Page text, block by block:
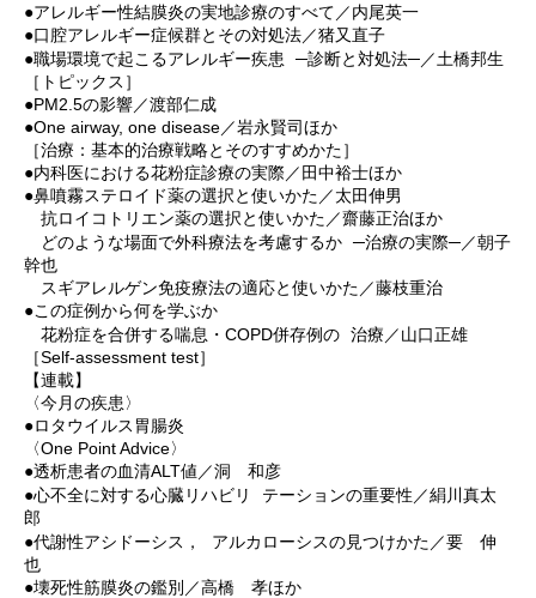
●アレルギー性結膜炎の実地診療のすべて／内尾英一
●口腔アレルギー症候群とその対処法／猪又直子
●職場環境で起こるアレルギー疾患 ─診断と対処法─／土橋邦生
［トピックス］
●PM2.5の影響／渡部仁成
●One airway, one disease／岩永賢司ほか
［治療：基本的治療戦略とそのすすめかた］
●内科医における花粉症診療の実際／田中裕士ほか
●鼻噴霧ステロイド薬の選択と使いかた／太田伸男
抗ロイコトリエン薬の選択と使いかた／齋藤正治ほか
どのような場面で外科療法を考慮するか ─治療の実際─／朝子
幹也
スギアレルゲン免疫療法の適応と使いかた／藤枝重治
●この症例から何を学ぶか
花粉症を合併する喘息・COPD併存例の 治療／山口正雄
［Self-assessment test］
【連載】
〈今月の疾患〉
●ロタウイルス胃腸炎
〈One Point Advice〉
●透析患者の血清ALT値／洞 和彦
●心不全に対する心臓リハビリ テーションの重要性／絹川真太
郎
●代謝性アシドーシス， アルカローシスの見つけかた／要 伸
也
●壊死性筋膜炎の鑑別／高橋 孝ほか